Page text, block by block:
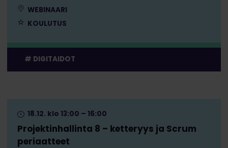
WEBINAARI
KOULUTUS
DIGITAIDOT
Projektinhallinta 8 – ketteryys ja Scrum
periaatteet
18.12. klo 13:00 – 16:00